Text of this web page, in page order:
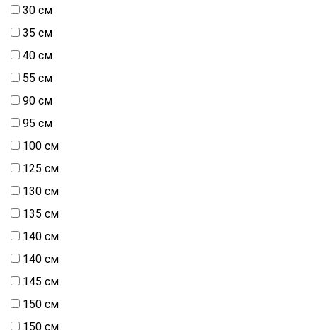
Шитьё
Шифон
Штапель
Экокожа
30 см
35 см
40 см
55 см
90 см
95 см
100 см
125 см
130 см
135 см
140 cм
140 см
145 см
150 cм
150 см